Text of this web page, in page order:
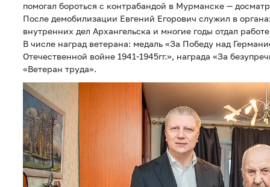
помогал бороться с контрабандой в Мурманске —
После демобилизации Евгений Егорович служил в
внутренних дел Архангельска и многие годы отдал
В числе наград ветерана: медаль «За Победу над
Отечественной войне 1941-1945гг.», награда «За
«Ветеран труда».